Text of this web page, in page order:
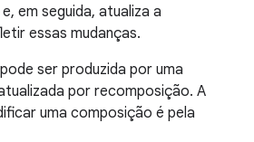
em seguida, atualiza a
essas mudanças.
ser produzida por uma
por recomposição. A
uma composição é pela